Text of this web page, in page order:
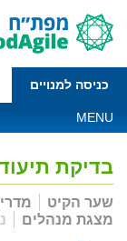
כניסה למנויים
MENU
בדיקת
שער הקיט
מצגת מנהלים